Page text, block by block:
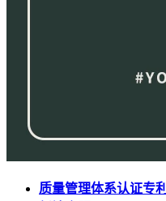
质量管理体系认证专利